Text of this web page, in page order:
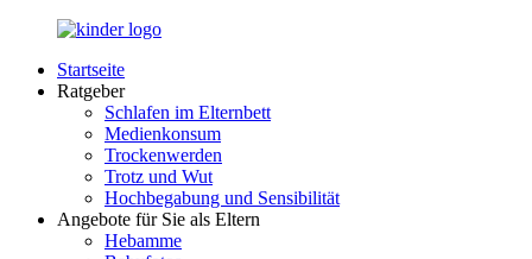
Zurück
Inhalt
LuckyKids.de
Das
Nachwuchs
Startseite
Ratgeber
Schlafen im Elternbett
Medienkonsum
Trockenwerden
Trotz und Wut
Hochbegabung und Sensibilität
Angebote für Sie als Eltern
Hebamme